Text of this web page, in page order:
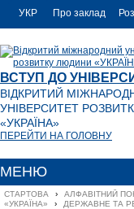
УКР
ENG
Про заклад
ВСТУП ДО
ВІДКРИТИЙ
УНІВЕРСИТЕТ
«УКРАЇНА»
ПЕРЕЙТИ НА ГОЛОВНУ
МЕНЮ
СТАРТОВА ›
АЛФАВІТНИЙ
«УКРАЇНА»
› ДЕРЖАВНЕ ТА